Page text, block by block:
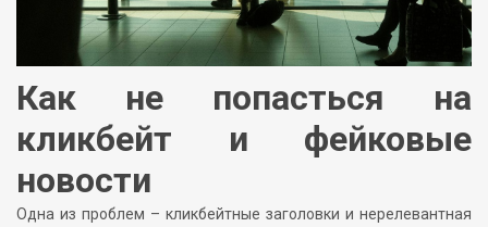
Как не попасться на
кликбейт и фейковые
новости
Одна из проблем – кликбейтные заголовки и нерелевантная